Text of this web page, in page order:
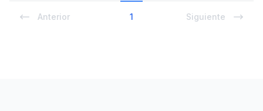
Anterior 1 Siguiente